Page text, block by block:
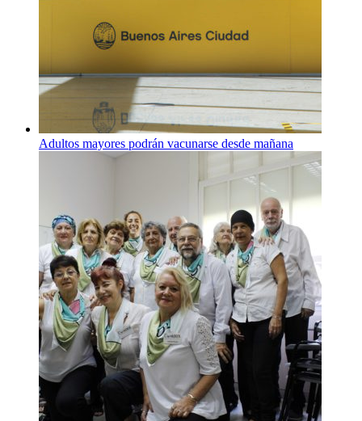
Adultos mayores podrán vacunarse desde mañana